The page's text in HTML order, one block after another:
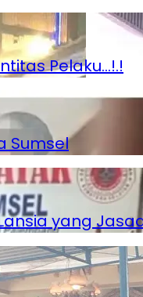
Pelaku…!.!
Sumsel
yang